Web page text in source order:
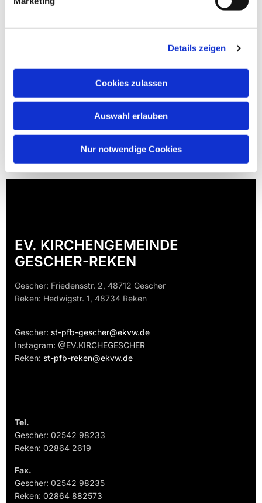
Details zeigen
Cookies zulassen
Auswahl erlauben
Nur notwendige Cookies
EV. KIRCHENGEMEINDE
GESCHER-REKEN
Gescher: Friedensstr. 2, 48712 Gescher
Reken: Hedwigstr. 1, 48734 Reken
Gescher: st-pfb-gescher@ekvw.de
Instagram: @EV.KIRCHEGESCHER
Reken: st-pfb-reken@ekvw.de
Tel.
Gescher: 02542 98233
Reken: 02864 2619
Fax.
Gescher: 02542 98235
Reken: 02864 882573